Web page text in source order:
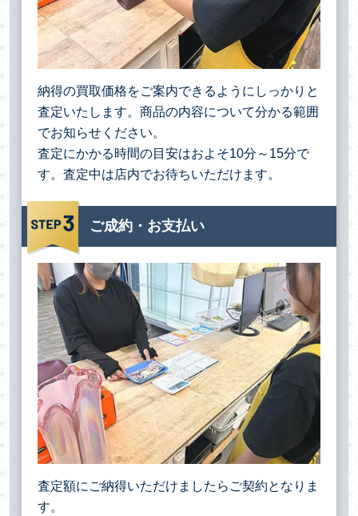
納得の買取価格をご案内できるようにしっかりと
査定いたします。商品の内容について分かる範囲
でお知らせください。
査定にかかる時間の目安はおよそ10分～15分で
す。査定中は店内でお待ちいただけます。
ご成約・お支払い
査定額にご納得いただけましたらご契約となりま
す。